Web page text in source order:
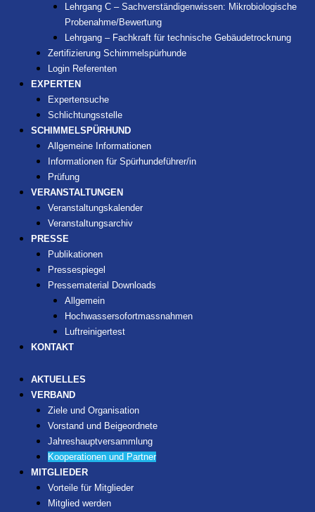
Lehrgang C – Sachverständigenwissen: Mikrobiologische
Probenahme/Bewertung
Lehrgang – Fachkraft für technische Gebäudetrocknung
Zertifizierung Schimmelspürhunde
Login Referenten
EXPERTEN
Expertensuche
Schlichtungsstelle
SCHIMMELSPÜRHUND
Allgemeine Informationen
Informationen für Spürhundeführer/in
Prüfung
VERANSTALTUNGEN
Veranstaltungskalender
Veranstaltungsarchiv
PRESSE
Publikationen
Pressespiegel
Pressematerial Downloads
Allgemein
Hochwassersofortmassnahmen
Luftreinigertest
KONTAKT
AKTUELLES
VERBAND
Ziele und Organisation
Vorstand und Beigeordnete
Jahreshauptversammlung
Kooperationen und Partner
MITGLIEDER
Vorteile für Mitglieder
Mitglied werden